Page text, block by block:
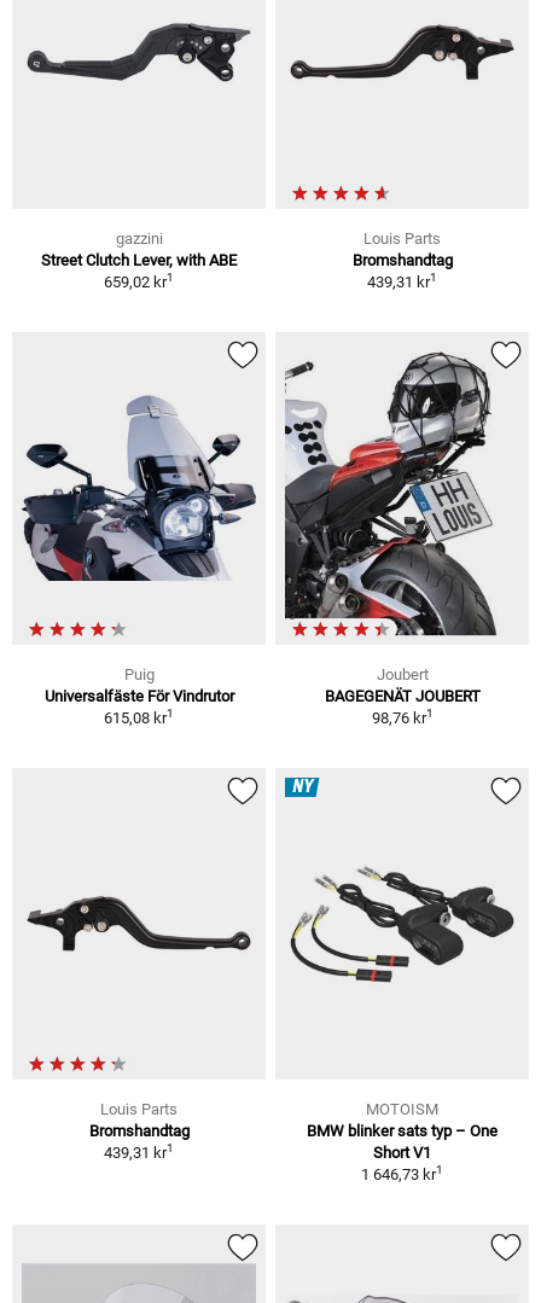
gazzini
Street Clutch Lever, with ABE
659,02 kr1
Louis Parts
Bromshandtag
439,31 kr1
Puig
Universalfäste För Vindrutor
615,08 kr1
Joubert
BAGEGENÄT JOUBERT
98,76 kr1
Louis Parts
Bromshandtag
439,31 kr1
NY
MOTOISM
BMW blinker sats typ – One
Short V1
1 646,73 kr1